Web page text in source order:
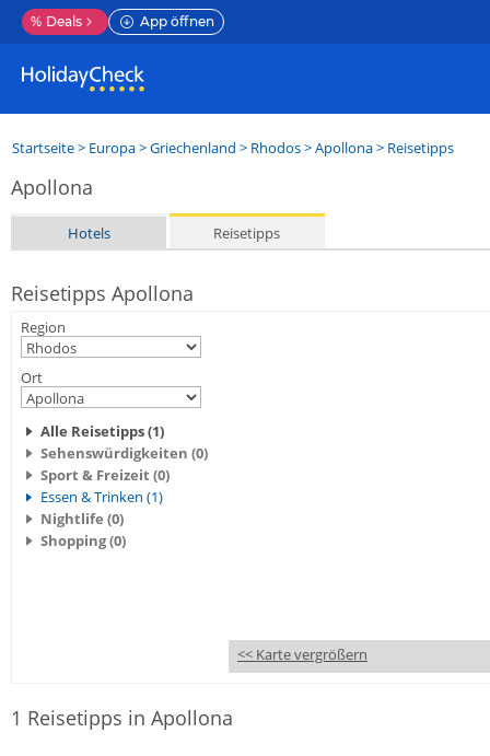
% Deals App öffnen
Startseite> Europa>Griechenland > Rhodos>Apollona> Reisetipps
Apollona
Hotels Reisetipps
Reisetipps Apollona
Region
Ort
Alle Reisetipps (1)
Sehenswürdigkeiten (0)
Sport & Freizeit (0)
Essen & Trinken (1)
Nightlife (0)
Shopping (0)
<< Karte vergrößern
1 Reisetipps in Apollona